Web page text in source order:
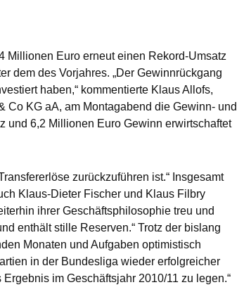
Millionen Euro erneut einen Rekord-Umsatz
dem des Vorjahres. „Der Gewinnrückgang
haben,“ kommentierte Klaus Allofs,
Co KG aA, am Montagabend die Gewinn- und
und 6,2 Millionen Euro Gewinn erwirtschaftet
zurückzuführen ist.“ Insgesamt
Klaus-Dieter Fischer und Klaus Filbry
ihrer Geschäftsphilosophie treu und
enthält stille Reserven.“ Trotz der bislang
Monaten und Aufgaben optimistisch
in der Bundesliga wieder erfolgreicher
im Geschäftsjahr 2010/11 zu legen.“